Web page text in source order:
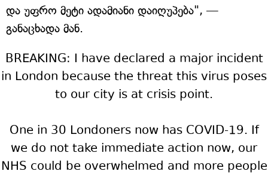
და უფრო მეტი ადამიანი დაიღუპება", —
განაცხადა მან.
BREAKING: I have declared a major incident
in London because the threat this virus poses
to our city is at crisis point.
One in 30 Londoners now has COVID-19. If
we do not take immediate action now, our
NHS could be overwhelmed and more people